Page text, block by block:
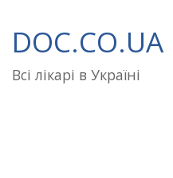
до
вмісту
DOC.CO.UA
Всі лікарі в Україні